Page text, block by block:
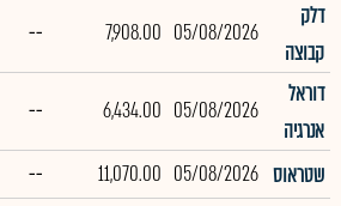
דלק
קבוצה
05/08/2026
7,908.00
--
דוראל
אנרגיה
05/08/2026
6,434.00
--
שטראוס 05/08/2026
11,070.00
--